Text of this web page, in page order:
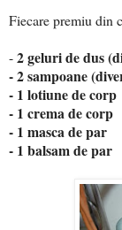
Fiecare premiu din
-2 geluri de dus
- 2 sampoane
- 1 lotiune de corp
- 1 crema de corp
- 1 masca de par
- 1 balsam de par